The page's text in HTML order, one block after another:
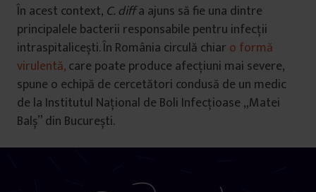
În acest context, C. diffa ajuns să fie una dintre
principalele bacterii responsabile pentru infecții
intraspitalicești. În România circulă chiar o formă
virulentă,care poate produce afecțiuni mai severe,
spune o echipă de cercetători condusă de un medic
de la Institutul Național de Boli Infecțioase „Matei
Balș” din București.